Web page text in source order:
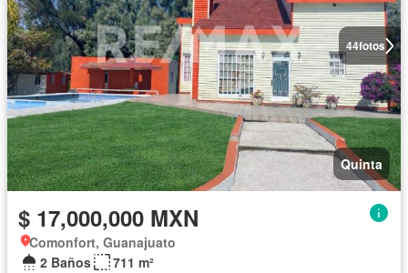
44fotos
Quinta
$ 17,000,000 MXN
Comonfort, Guanajuato
2 Baños
711 m²